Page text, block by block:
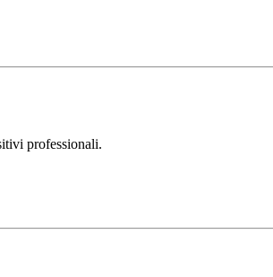
professionali.